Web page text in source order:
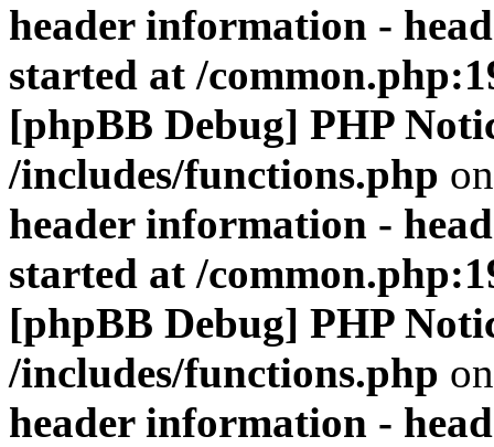
header information -
started at /
[phpBB Debug] PHP
/includes/functions.php
header information -
started at /
[phpBB Debug] PHP
/includes/functions.php
header information -